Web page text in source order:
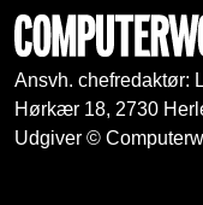
Ansvh. chefredaktør:
Hørkær 18, 2730
Udgiver ©